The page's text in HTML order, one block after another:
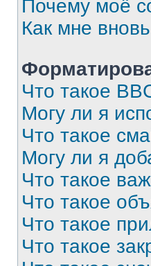
Почему моё
Как мне
Что такое
Могу ли я
Что такое
Могу ли я
Что такое
Что такое
Что такое
Что такое